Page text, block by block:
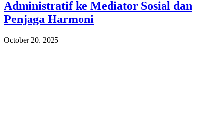
Administratif ke Mediator Sosial dan
Penjaga Harmoni
October 20, 2025